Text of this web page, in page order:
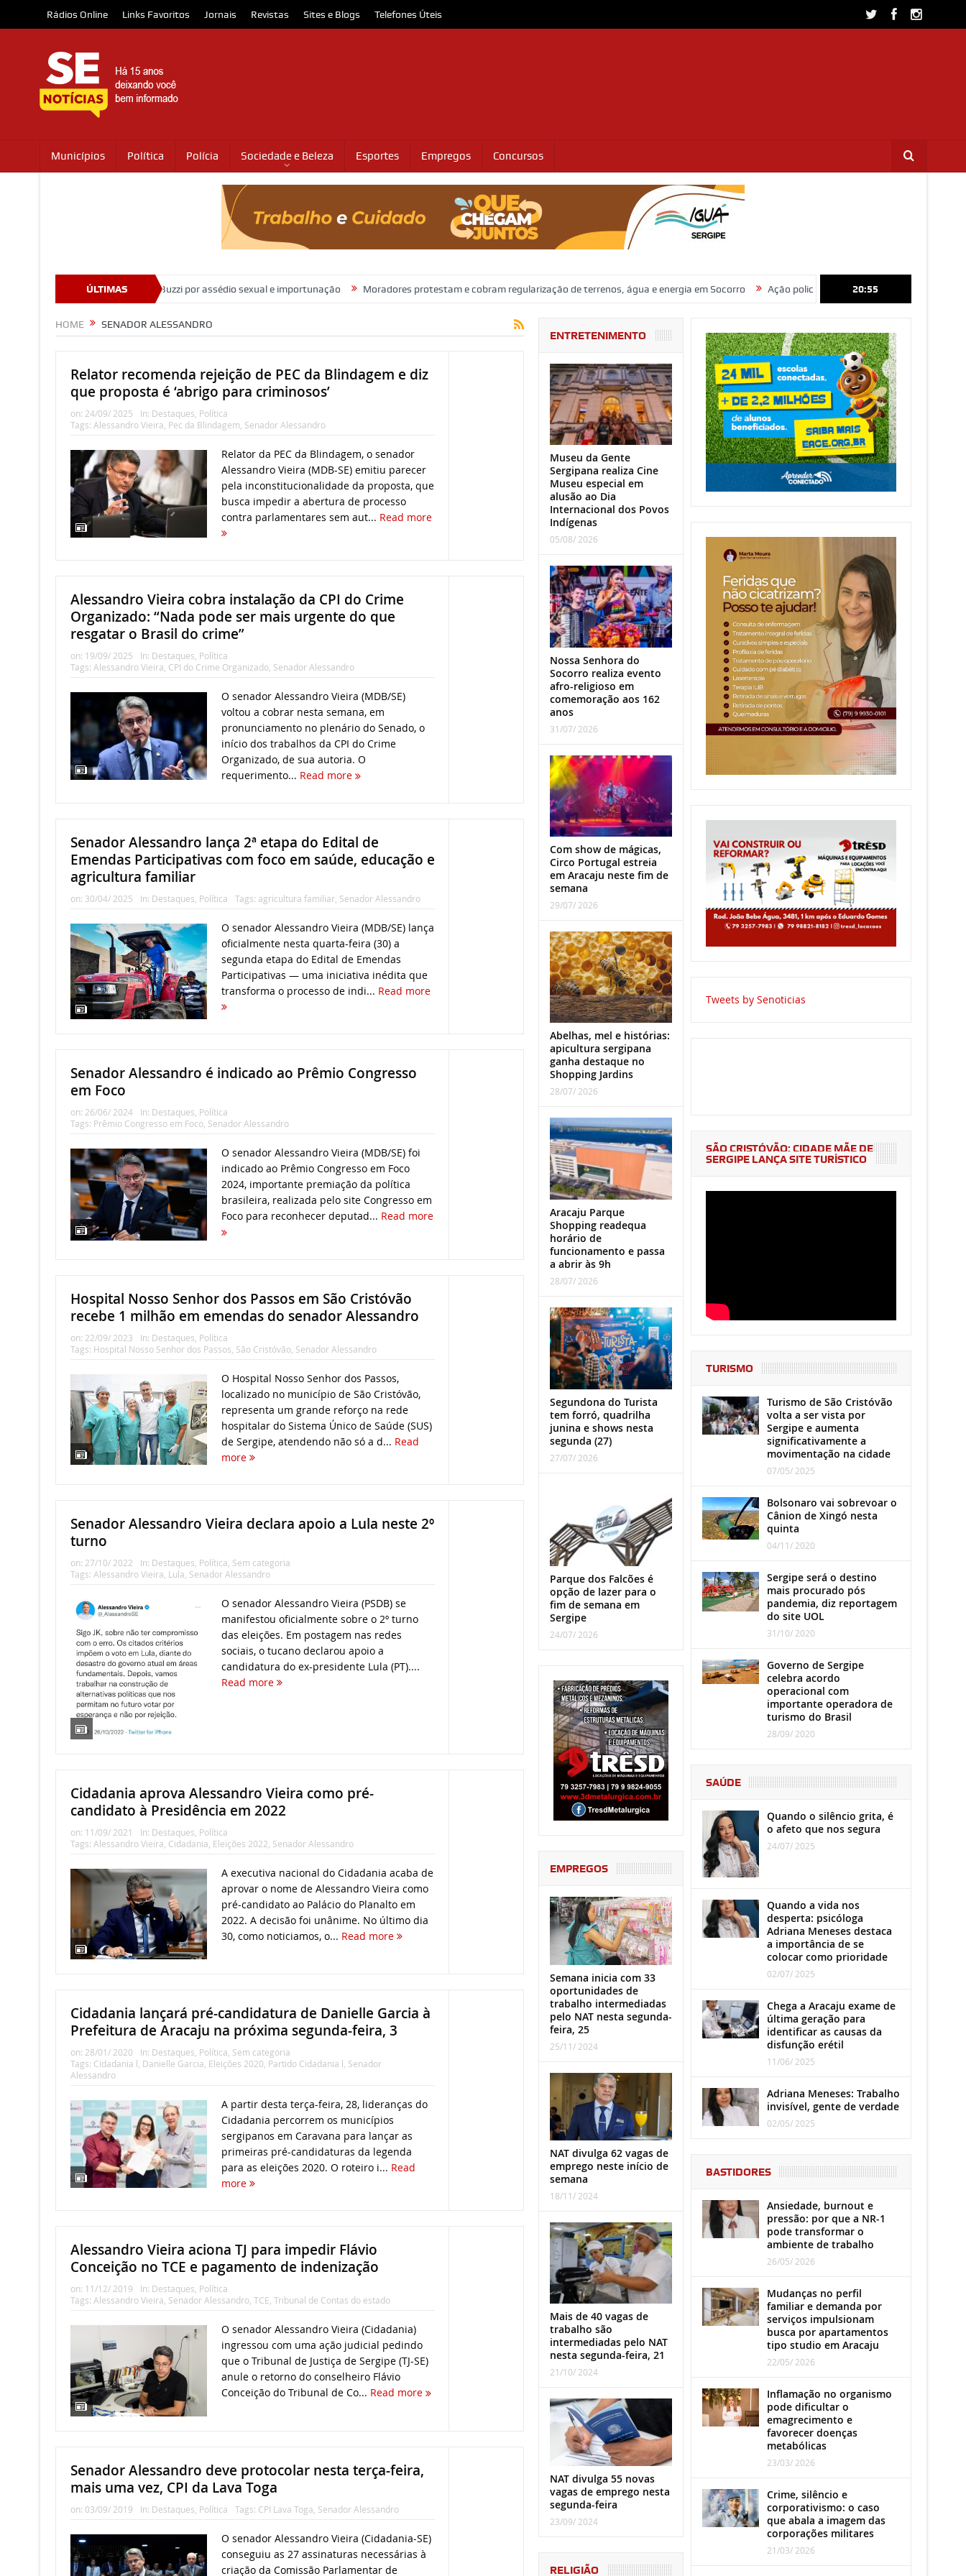
Rádios Online Links Favoritos Jornais Revistas Sites e Blogs Telefones Úteis
Municípios Política Polícia Sociedade e Beleza Esportes Empregos Concursos
ÚLTIMAS
ministro Marco Buzzi por assédio sexual e importunação Moradores protestam e cobram regularização de terrenos, água e energia em Socorro Ação policial prende trio por furto de fios de cobre e
20:55
HOME SENADOR ALESSANDRO
Relator recomenda rejeição de PEC da Blindagem e diz
que proposta é ‘abrigo para criminosos’
on: 24/09/ 2025 In: Destaques Política
Tags: Alessandro Vieira Pec da Blindagem Senador Alessandro
Relator da PEC da Blindagem, o senador
Alessandro Vieira (MDB-SE) emitiu parecer
pela inconstitucionalidade da proposta, que
busca impedir a abertura de processo
contra parlamentares sem aut... Read more
Alessandro Vieira cobra instalação da CPI do Crime
Organizado: “Nada pode ser mais urgente do que
resgatar o Brasil do crime”
on: 19/09/ 2025 In: Destaques, Política
Tags: Alessandro Vieira, CPI do Crime Organizado, Senador Alessandro
O senador Alessandro Vieira (MDB/SE)
voltou a cobrar nesta semana, em
pronunciamento no plenário do Senado, o
início dos trabalhos da CPI do Crime
Organizado, de sua autoria. O
requerimento... Read more
Senador Alessandro lança 2ª etapa do Edital de
Emendas Participativas com foco em saúde, educação e
agricultura familiar
on: 30/04/ 2025 In: Destaques Política Tags: agricultura familiar, Senador Alessandro
O senador Alessandro Vieira (MDB/SE) lança
oficialmente nesta quarta-feira (30) a
segunda etapa do Edital de Emendas
Participativas — uma iniciativa inédita que
transforma o processo de indi... Read more
Senador Alessandro é indicado ao Prêmio Congresso
em Foco
on: 26/06/ 2024 In: Destaques, Política
Tags: Prêmio Congresso em Foco, Senador Alessandro
O senador Alessandro Vieira (MDB/SE) foi
indicado ao Prêmio Congresso em Foco
2024, importante premiação da política
brasileira, realizada pelo site Congresso em
Foco para reconhecer deputad... Read more
Hospital Nosso Senhor dos Passos em São Cristóvão
recebe 1 milhão em emendas do senador Alessandro
on: 22/09/ 2023 In: Destaques Política
Tags: Hospital Nosso Senhor dos Passos São Cristóvão, Senador Alessandro
O Hospital Nosso Senhor dos Passos,
localizado no município de São Cristóvão,
representa um grande reforço na rede
hospitalar do Sistema Único de Saúde (SUS)
de Sergipe, atendendo não só a d... Read
more
Senador Alessandro Vieira declara apoio a Lula neste 2º
turno
on: 27/10/ 2022 In: Destaques Política Sem categoria
Tags: Alessandro Vieira Lula Senador Alessandro
O senador Alessandro Vieira (PSDB) se
manifestou oficialmente sobre o 2º turno
das eleições. Em postagem nas redes
sociais, o tucano declarou apoio a
candidatura do ex-presidente Lula (PT)....
Read more
Cidadania aprova Alessandro Vieira como pré-
candidato à Presidência em 2022
on: 11/09/ 2021 In: Destaques Política
Tags: Alessandro Vieira Cidadania Eleições 2022 Senador Alessandro
A executiva nacional do Cidadania acaba de
aprovar o nome de Alessandro Vieira como
pré-candidato ao Palácio do Planalto em
2022. A decisão foi unânime. No último dia
30, como noticiamos, o... Read more
Cidadania lançará pré-candidatura de Danielle Garcia à
Prefeitura de Aracaju na próxima segunda-feira, 3
on: 28/01/ 2020 In: Destaques Política Sem categoria
Tags: Cidadania l Danielle Garcia Eleições 2020 Partido Cidadania l Senador
Alessandro
A partir desta terça-feira, 28, lideranças do
Cidadania percorrem os municípios
sergipanos em Caravana para lançar as
primeiras pré-candidaturas da legenda
para as eleições 2020. O roteiro i... Read
more
Alessandro Vieira aciona TJ para impedir Flávio
Conceição no TCE e pagamento de indenização
on: 11/12/ 2019 In: Destaques, Política
Tags: Alessandro Vieira, Senador Alessandro, TCE, Tribunal de Contas do estado
O senador Alessandro Vieira (Cidadania)
ingressou com uma ação judicial pedindo
que o Tribunal de Justiça de Sergipe (TJ-SE)
anule o retorno do conselheiro Flávio
Conceição do Tribunal de Co... Read more
Senador Alessandro deve protocolar nesta terça-feira,
mais uma vez, CPI da Lava Toga
on: 03/09/ 2019 In: Destaques Política Tags: CPI Lava Toga Senador Alessandro
O senador Alessandro Vieira (Cidadania-SE)
conseguiu as 27 assinaturas necessárias à
criação da Comissão Parlamentar de
ENTRETENIMENTO
Museu da Gente
Sergipana realiza Cine
Museu especial em
alusão ao Dia
Internacional dos Povos
Indígenas
05/08/ 2026
Nossa Senhora do
Socorro realiza evento
afro-religioso em
comemoração aos 162
anos
31/07/ 2026
Com show de mágicas,
Circo Portugal estreia
em Aracaju neste fim de
semana
29/07/ 2026
Abelhas, mel e histórias:
apicultura sergipana
ganha destaque no
Shopping Jardins
28/07/ 2026
Aracaju Parque
Shopping readequa
horário de
funcionamento e passa
a abrir às 9h
28/07/ 2026
Segundona do Turista
tem forró, quadrilha
junina e shows nesta
segunda (27)
27/07/ 2026
Parque dos Falcões é
opção de lazer para o
fim de semana em
Sergipe
24/07/ 2026
EMPREGOS
Semana inicia com 33
oportunidades de
trabalho intermediadas
pelo NAT nesta segunda-
feira, 25
25/11/ 2024
NAT divulga 62 vagas de
emprego neste início de
semana
18/11/ 2024
Mais de 40 vagas de
trabalho são
intermediadas pelo NAT
nesta segunda-feira, 21
21/10/ 2024
NAT divulga 55 novas
vagas de emprego nesta
segunda-feira
23/09/ 2024
RELIGIÃO
Tweets by Senoticias
SÃO CRISTÓVÃO: CIDADE MÃE DE
SERGIPE LANÇA SITE TURÍSTICO
TURISMO
Turismo de São Cristóvão
volta a ser vista por
Sergipe e aumenta
significativamente a
movimentação na cidade
07/05/ 2025
Bolsonaro vai sobrevoar o
Cânion de Xingó nesta
quinta
04/11/ 2020
Sergipe será o destino
mais procurado pós
pandemia, diz reportagem
do site UOL
31/10/ 2020
Governo de Sergipe
celebra acordo
operacional com
importante operadora de
turismo do Brasil
28/09/ 2020
SAÚDE
Quando o silêncio grita, é
o afeto que nos segura
24/07/ 2025
Quando a vida nos
desperta: psicóloga
Adriana Meneses destaca
a importância de se
colocar como prioridade
02/07/ 2025
Chega a Aracaju exame de
última geração para
identificar as causas da
disfunção erétil
11/06/ 2025
Adriana Meneses: Trabalho
invisível, gente de verdade
02/05/ 2025
BASTIDORES
Ansiedade, burnout e
pressão: por que a NR-1
pode transformar o
ambiente de trabalho
26/05/ 2026
Mudanças no perfil
familiar e demanda por
serviços impulsionam
busca por apartamentos
tipo studio em Aracaju
22/05/ 2026
Inflamação no organismo
pode dificultar o
emagrecimento e
favorecer doenças
metabólicas
23/03/ 2026
Crime, silêncio e
corporativismo: o caso
que abala a imagem das
corporações militares
21/03/ 2026